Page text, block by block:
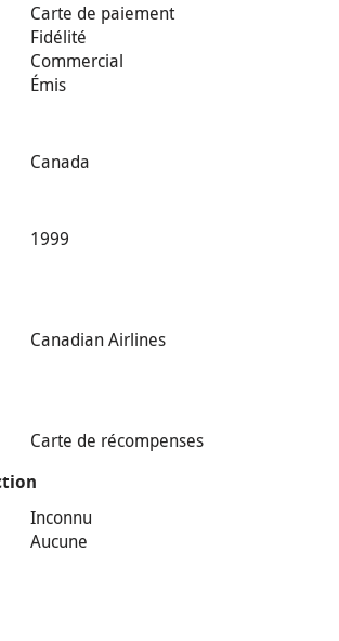
Carte de paiement
Fidélité
Commercial
Émis
Canada
1999
Canadian Airlines
Carte de récompenses
Inconnu
Aucune